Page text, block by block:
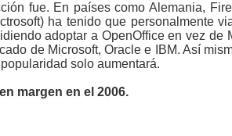
fue. En países como Alemania,
ha tenido que personalmente
adoptar a OpenOffice en vez de
de Microsoft, Oracle e IBM. Así
solo aumentará.
margen en el 2006.